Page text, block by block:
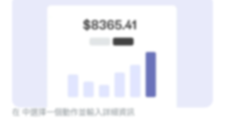
在 中選擇一個動作並輸入詳細資訊